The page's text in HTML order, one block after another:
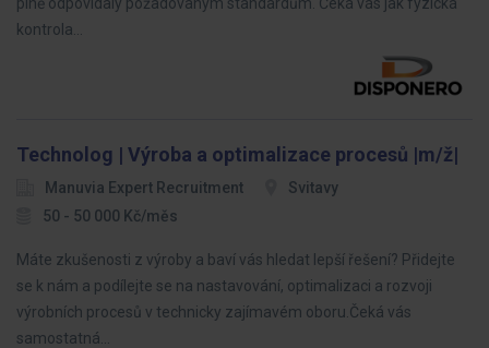
kontrola…
Technolog | Výroba a optimalizace procesů |m/ž|
Manuvia Expert Recruitment
Svitavy
50 - 50 000 Kč/měs
Máte zkušenosti z výroby a baví vás hledat lepší řešení? Přidejte
se k nám a podílejte se na nastavování, optimalizaci a rozvoji
výrobních procesů v technicky zajímavém oboru.Čeká vás
samostatná…